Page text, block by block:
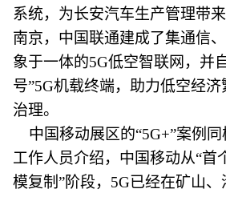
系统，为长安汽车生产管理带
南京，中国联通建成了集通信
象于一体的5G低空智联网，并
号”5G机载终端，助力低空经
治理。
中国移动展区的“5G+”案例
工作人员介绍，中国移动从“首
模复制”阶段，5G已经在矿山、